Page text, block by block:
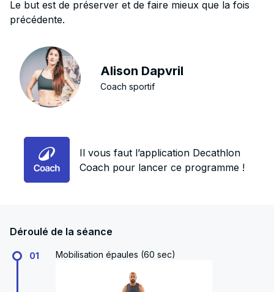
Le but est de préserver et de faire mieux que la fois
précédente.
Alison Dapvril
Coach sportif
Il vous faut l’application Decathlon
Coach pour lancer ce programme !
Déroulé de la séance
01 Mobilisation épaules (60 sec)